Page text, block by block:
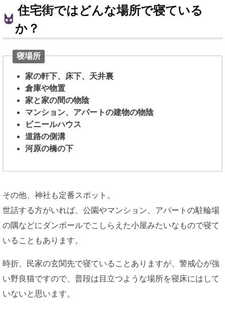
住宅街ではどんな場所で寝ている
か？
寝場所
家の軒下、床下、天井裏
倉庫や物置
家と家の間の物陰
マンション、アパートの建物の物陰
ビニールハウス
道路の側溝
河原の橋の下
その他、神社も定番スポット。
世話する方がいれば、公園やマンション、アパートの駐輪場
の隅などにダンボールでこしらえた小屋みたいなもので寝て
いることもあります。
時折、民家の玄関先で寝ていることありますが、警戒心が強
い野良猫ですので、普段は目立つような場所を寝床にはして
いないと思います。